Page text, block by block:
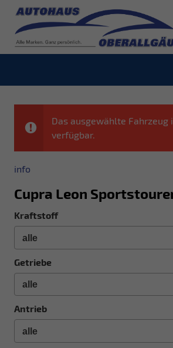
Das ausgewählte
verfügbar.
info
Cupra Leon
Kraftstoff
Getriebe
Antrieb